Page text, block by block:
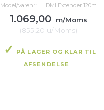
Model/varenr.: HDMI Extender 120m
1.069,00
m/Moms
(855,20 u/Moms)
PÅ LAGER OG KLAR TIL
AFSENDELSE